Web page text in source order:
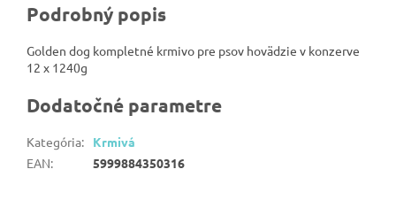
Podrobný popis
Golden dog kompletné krmivo pre psov hovädzie v konzerve
12 x 1240g
Dodatočné parametre
Kategória:
Krmivá
EAN: 5999884350316